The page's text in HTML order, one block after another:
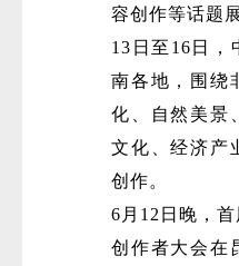
容创作等话题
13日至16日，
南各地，围绕
化、自然美景
文化、经济产
创作。
6月12日晚，
创作者大会在